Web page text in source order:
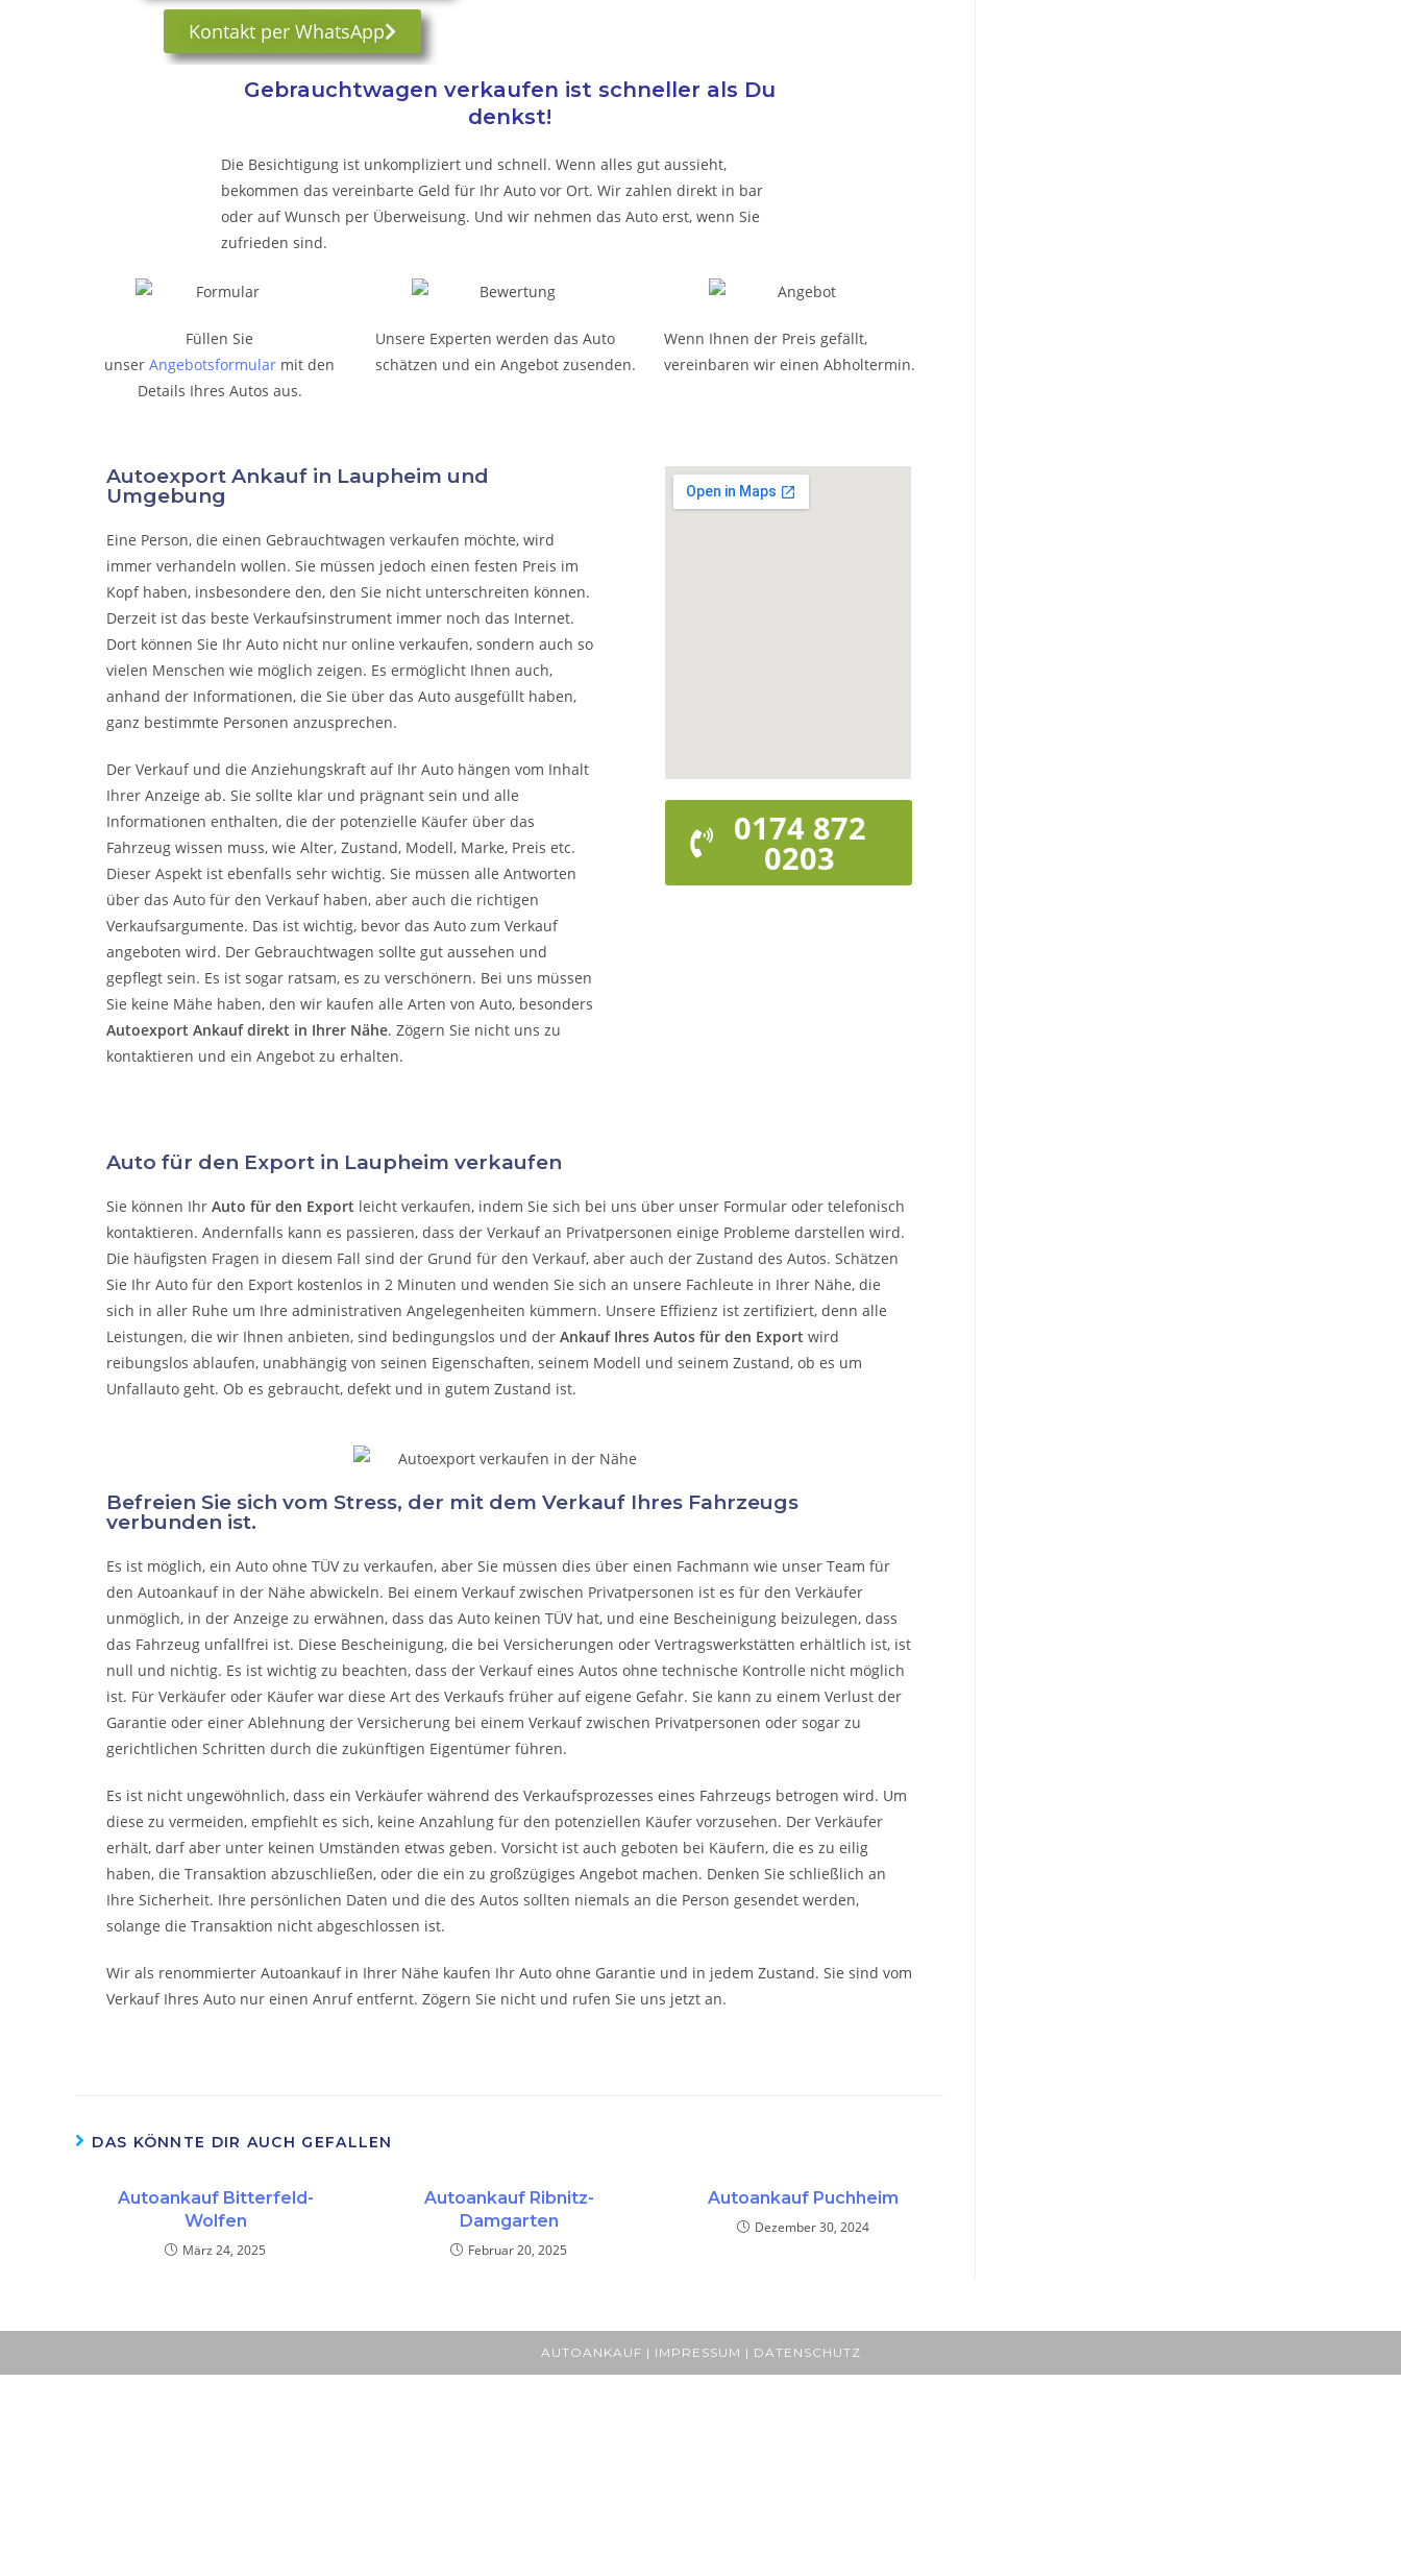
Kontakt per WhatsApp
Gebrauchtwagen verkaufen ist schneller als Du
denkst!
Die Besichtigung ist unkompliziert und schnell. Wenn alles gut aussieht,
bekommen das vereinbarte Geld für Ihr Auto vor Ort. Wir zahlen direkt in bar
oder auf Wunsch per Überweisung. Und wir nehmen das Auto erst, wenn Sie
zufrieden sind.
Füllen Sie
unserAngebotsformular mit den
Details Ihres Autos aus.
Unsere Experten werden das Auto
schätzen und ein Angebot zusenden.
Wenn Ihnen der Preis gefällt,
vereinbaren wir einen Abholtermin.
Autoexport Ankauf in Laupheim und
Umgebung
Eine Person, die einen Gebrauchtwagen verkaufen möchte, wird
immer verhandeln wollen. Sie müssen jedoch einen festen Preis im
Kopf haben, insbesondere den, den Sie nicht unterschreiten können.
Derzeit ist das beste Verkaufsinstrument immer noch das Internet.
Dort können Sie Ihr Auto nicht nur online verkaufen, sondern auch so
vielen Menschen wie möglich zeigen. Es ermöglicht Ihnen auch,
anhand der Informationen, die Sie über das Auto ausgefüllt haben,
ganz bestimmte Personen anzusprechen.
Der Verkauf und die Anziehungskraft auf Ihr Auto hängen vom Inhalt
Ihrer Anzeige ab. Sie sollte klar und prägnant sein und alle
Informationen enthalten, die der potenzielle Käufer über das
Fahrzeug wissen muss, wie Alter, Zustand, Modell, Marke, Preis etc.
Dieser Aspekt ist ebenfalls sehr wichtig. Sie müssen alle Antworten
über das Auto für den Verkauf haben, aber auch die richtigen
Verkaufsargumente. Das ist wichtig, bevor das Auto zum Verkauf
angeboten wird. Der Gebrauchtwagen sollte gut aussehen und
gepflegt sein. Es ist sogar ratsam, es zu verschönern. Bei uns müssen
Sie keine Mähe haben, den wir kaufen alle Arten von Auto, besonders
Autoexport Ankauf direkt in Ihrer Nähe. Zögern Sie nicht uns zu
kontaktieren und ein Angebot zu erhalten.
0174 872
0203
Auto für den Export in Laupheim verkaufen
Sie können Ihr Auto für den Export leicht verkaufen, indem Sie sich bei uns über unser Formular oder telefonisch
kontaktieren. Andernfalls kann es passieren, dass der Verkauf an Privatpersonen einige Probleme darstellen wird.
Die häufigsten Fragen in diesem Fall sind der Grund für den Verkauf, aber auch der Zustand des Autos. Schätzen
Sie Ihr Auto für den Export kostenlos in 2 Minuten und wenden Sie sich an unsere Fachleute in Ihrer Nähe, die
sich in aller Ruhe um Ihre administrativen Angelegenheiten kümmern. Unsere Effizienz ist zertifiziert, denn alle
Leistungen, die wir Ihnen anbieten, sind bedingungslos und der Ankauf Ihres Autos für den Export wird
reibungslos ablaufen, unabhängig von seinen Eigenschaften, seinem Modell und seinem Zustand, ob es um
Unfallauto geht. Ob es gebraucht, defekt und in gutem Zustand ist.
Befreien Sie sich vom Stress, der mit dem Verkauf Ihres Fahrzeugs
verbunden ist.
Es ist möglich, ein Auto ohne TÜV zu verkaufen, aber Sie müssen dies über einen Fachmann wie unser Team für
den Autoankauf in der Nähe abwickeln. Bei einem Verkauf zwischen Privatpersonen ist es für den Verkäufer
unmöglich, in der Anzeige zu erwähnen, dass das Auto keinen TÜV hat, und eine Bescheinigung beizulegen, dass
das Fahrzeug unfallfrei ist. Diese Bescheinigung, die bei Versicherungen oder Vertragswerkstätten erhältlich ist, ist
null und nichtig. Es ist wichtig zu beachten, dass der Verkauf eines Autos ohne technische Kontrolle nicht möglich
ist. Für Verkäufer oder Käufer war diese Art des Verkaufs früher auf eigene Gefahr. Sie kann zu einem Verlust der
Garantie oder einer Ablehnung der Versicherung bei einem Verkauf zwischen Privatpersonen oder sogar zu
gerichtlichen Schritten durch die zukünftigen Eigentümer führen.
Es ist nicht ungewöhnlich, dass ein Verkäufer während des Verkaufsprozesses eines Fahrzeugs betrogen wird. Um
diese zu vermeiden, empfiehlt es sich, keine Anzahlung für den potenziellen Käufer vorzusehen. Der Verkäufer
erhält, darf aber unter keinen Umständen etwas geben. Vorsicht ist auch geboten bei Käufern, die es zu eilig
haben, die Transaktion abzuschließen, oder die ein zu großzügiges Angebot machen. Denken Sie schließlich an
Ihre Sicherheit. Ihre persönlichen Daten und die des Autos sollten niemals an die Person gesendet werden,
solange die Transaktion nicht abgeschlossen ist.
Wir als renommierter Autoankauf in Ihrer Nähe kaufen Ihr Auto ohne Garantie und in jedem Zustand. Sie sind vom
Verkauf Ihres Auto nur einen Anruf entfernt. Zögern Sie nicht und rufen Sie uns jetzt an.
DAS KÖNNTE DIR AUCH GEFALLEN
Autoankauf Bitterfeld-
Wolfen
März 24, 2025
Autoankauf Ribnitz-
Damgarten
Februar 20, 2025
Autoankauf Puchheim
Dezember 30, 2024
AUTOANKAUF | IMPRESSUM | DATENSCHUTZ